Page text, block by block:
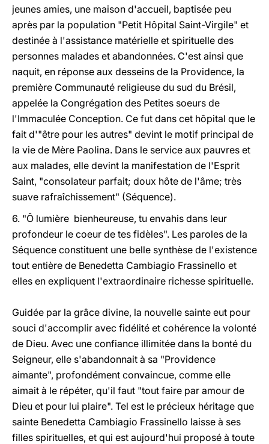
jeunes amies, une maison d'accueil, baptisée peu
après par la population "Petit Hôpital Saint-Virgile" et
destinée à l'assistance matérielle et spirituelle des
personnes malades et abandonnées. C'est ainsi que
naquit, en réponse aux desseins de la Providence, la
première Communauté religieuse du sud du Brésil,
appelée la Congrégation des Petites soeurs de
l'Immaculée Conception. Ce fut dans cet hôpital que le
fait d'"être pour les autres" devint le motif principal de
la vie de Mère Paolina. Dans le service aux pauvres et
aux malades, elle devint la manifestation de l'Esprit
Saint, "consolateur parfait; doux hôte de l'âme; très
suave rafraîchissement" (Séquence).
6. "Ô lumière bienheureuse, tu envahis dans leur
profondeur le coeur de tes fidèles". Les paroles de la
Séquence constituent une belle synthèse de l'existence
tout entière de Benedetta Cambiagio Frassinello et
elles en expliquent l'extraordinaire richesse spirituelle.
Guidée par la grâce divine, la nouvelle sainte eut pour
souci d'accomplir avec fidélité et cohérence la volonté
de Dieu. Avec une confiance illimitée dans la bonté du
Seigneur, elle s'abandonnait à sa "Providence
aimante", profondément convaincue, comme elle
aimait à le répéter, qu'il faut "tout faire par amour de
Dieu et pour lui plaire". Tel est le précieux héritage que
sainte Benedetta Cambiagio Frassinello laisse à ses
filles spirituelles, et qui est aujourd'hui proposé à toute